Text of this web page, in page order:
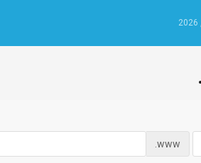
www.